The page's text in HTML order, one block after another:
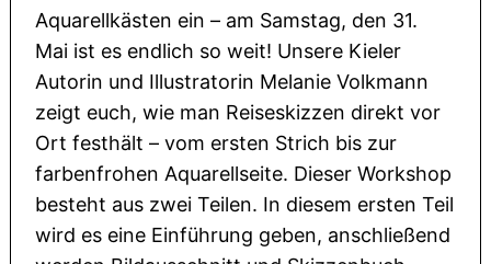
Aquarellkästen ein – am Samstag, den 31.
Mai ist es endlich so weit! Unsere Kieler
Autorin und Illustratorin Melanie Volkmann
zeigt euch, wie man Reiseskizzen direkt vor
Ort festhält – vom ersten Strich bis zur
farbenfrohen Aquarellseite. Dieser Workshop
besteht aus zwei Teilen. In diesem ersten Teil
wird es eine Einführung geben, anschließend